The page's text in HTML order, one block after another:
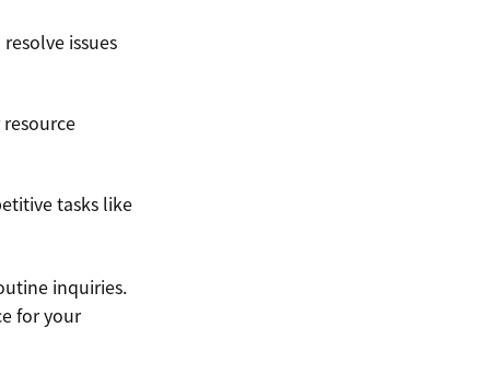
issues
tasks like
inquiries.
for your